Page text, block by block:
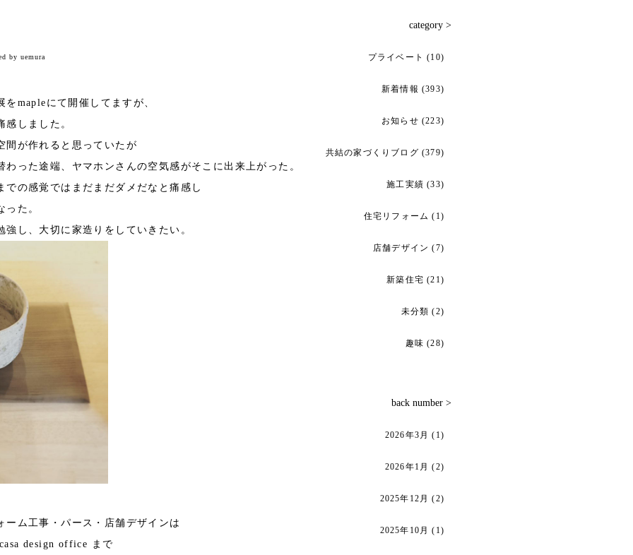
by uemura
mapleにて開催してますが、
しました。
間が作れると思っていたが
った途端、ヤマホンさんの空気感がそこに出来上がった。
での感覚ではまだまだダメだなと痛感し
た。
し、大切に家造りをしていきたい。
ーム工事・パース・店舗デザインは
design office まで
category >
プライベート (10)
新着情報 (393)
お知らせ (223)
共結の家づくりブログ (379)
施工実績 (33)
住宅リフォーム (1)
店舗デザイン (7)
新築住宅 (21)
未分類 (2)
趣味 (28)
back number >
2026年3月 (1)
2026年1月 (2)
2025年12月 (2)
2025年10月 (1)